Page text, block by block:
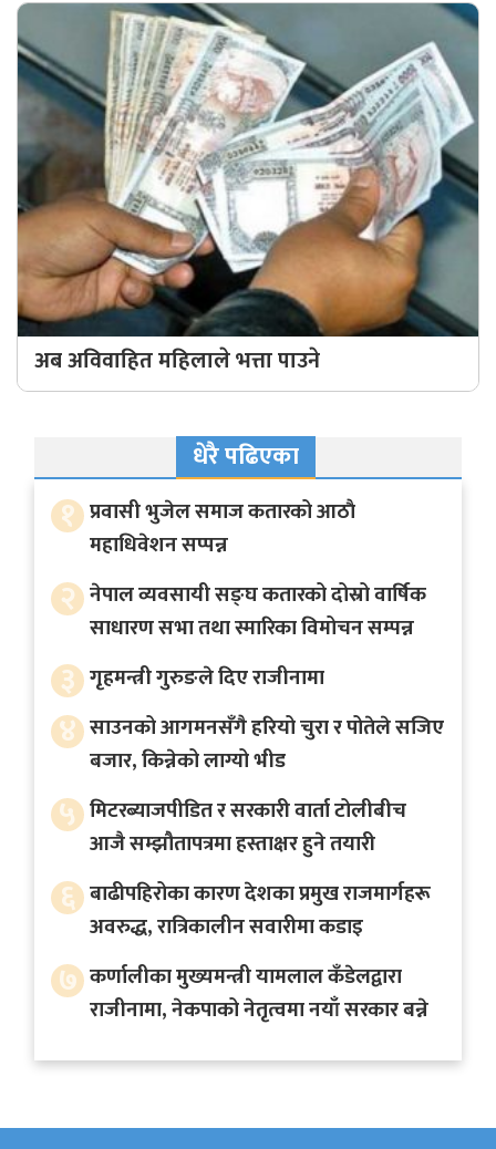
अब अविवाहित महिलाले भत्ता पाउने
धेरै पढिएका
१ प्रवासी भुजेल समाज कतारको आठाै
महाधिवेशन सप्पन्न
२ नेपाल व्यवसायी सङ्घ कतारको दोस्रो वार्षिक
साधारण सभा तथा स्मारिका विमोचन सम्पन्न
३ गृहमन्त्री गुरुङले दिए राजीनामा
४ साउनको आगमनसँगै हरियो चुरा र पोतेले सजिए
बजार, किन्नेको लाग्यो भीड
५ मिटरब्याजपीडित र सरकारी वार्ता टोलीबीच
आजै सम्झौतापत्रमा हस्ताक्षर हुने तयारी
६ बाढीपहिरोका कारण देशका प्रमुख राजमार्गहरू
अवरुद्ध, रात्रिकालीन सवारीमा कडाइ
७ कर्णालीका मुख्यमन्त्री यामलाल कँडेलद्वारा
राजीनामा, नेकपाको नेतृत्वमा नयाँ सरकार बन्ने